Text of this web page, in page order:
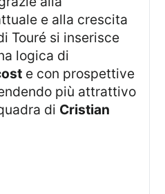
e alla crescita
Touré si inserisce
logica di
e con prospettive
più attrattivo
di Cristian